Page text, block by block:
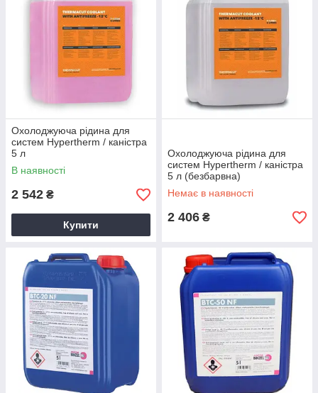
Охолоджуюча рідина для
систем Hypertherm / каністра
5 л
В наявності
2 542 ₴
Купити
Охолоджуюча рідина для
систем Hypertherm / каністра
5 л (безбарвна)
Немає в наявності
2 406 ₴